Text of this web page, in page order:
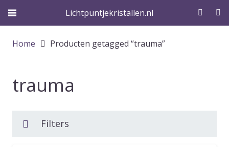
Lichtpuntjekristallen.nl
Home Producten getagged “trauma”
trauma
Filters